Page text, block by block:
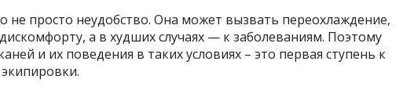
не просто неудобство. Она может вызвать переохлаждение,
а в худших случаях — к заболеваниям. Поэтому
и их поведения в таких условиях – это первая ступень к